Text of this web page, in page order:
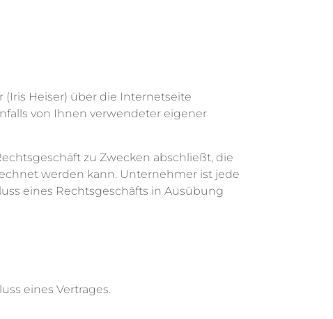
Heiser) über die Internetseite
von Ihnen verwendeter eigener
zu Zwecken abschließt, die
werden kann. Unternehmer ist jede
eines Rechtsgeschäfts in Ausübung
eines Vertrages.